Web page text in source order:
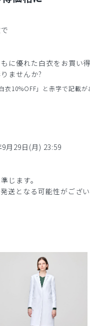
に優れた白衣をお買い得
ませんか?
10%OFF」と赤字で記載が
月29日(月) 23:59
じます。
送となる可能性がござ